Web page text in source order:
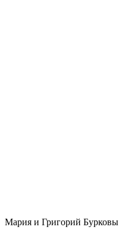
Мария и Григорий Бурковы